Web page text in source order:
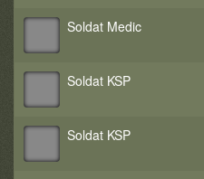
Soldat Medic
Soldat KSP
Soldat KSP